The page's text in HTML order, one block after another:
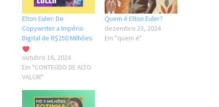
Elton Euler: De
Copywriter a Império
Digital de R$250 Milhões
outubro 16, 2024
Em "CONTEÚDO DE ALTO
VALOR"
Quem é Elton Euler?
dezembro 23, 2024
Em "quem é"